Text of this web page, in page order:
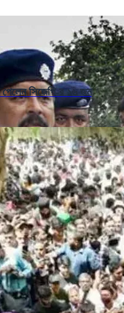
পেলেন সিজেপি-র ১৬ জন